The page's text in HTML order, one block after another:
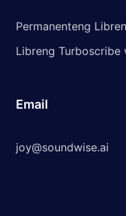
Permanenteng
Libreng Turboscribe
Email
joy@soundwise.ai